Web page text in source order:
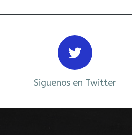
Siguenos en Twitter